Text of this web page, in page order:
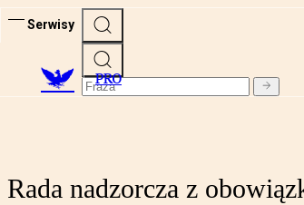
Serwisy
PRO
Rada nadzorcza z